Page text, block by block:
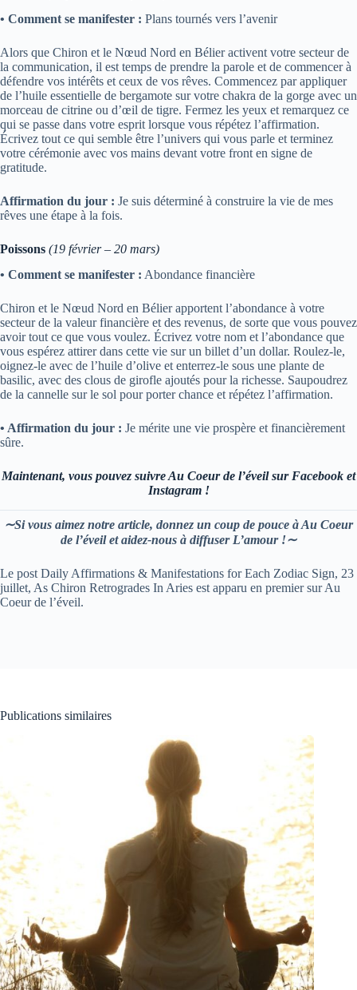
• Comment se manifester : Plans tournés vers l’avenir
Alors que Chiron et le Nœud Nord en Bélier activent votre secteur de
la communication, il est temps de prendre la parole et de commencer à
défendre vos intérêts et ceux de vos rêves. Commencez par appliquer
de l’huile essentielle de bergamote sur votre chakra de la gorge avec un
morceau de citrine ou d’œil de tigre. Fermez les yeux et remarquez ce
qui se passe dans votre esprit lorsque vous répétez l’affirmation.
Écrivez tout ce qui semble être l’univers qui vous parle et terminez
votre cérémonie avec vos mains devant votre front en signe de
gratitude.
Affirmation du jour : Je suis déterminé à construire la vie de mes
rêves une étape à la fois.
Poissons (19 février – 20 mars)
• Comment se manifester : Abondance financière
Chiron et le Nœud Nord en Bélier apportent l’abondance à votre
secteur de la valeur financière et des revenus, de sorte que vous pouvez
avoir tout ce que vous voulez. Écrivez votre nom et l’abondance que
vous espérez attirer dans cette vie sur un billet d’un dollar. Roulez-le,
oignez-le avec de l’huile d’olive et enterrez-le sous une plante de
basilic, avec des clous de girofle ajoutés pour la richesse. Saupoudrez
de la cannelle sur le sol pour porter chance et répétez l’affirmation.
• Affirmation du jour : Je mérite une vie prospère et financièrement
sûre.
Maintenant, vous pouvez suivre Au Coeur de l’éveil sur Facebook et
Instagram !
∼Si vous aimez notre article, donnez un coup de pouce à Au Coeur
de l’éveil et aidez-nous à diffuser L’amour !∼
Le post Daily Affirmations & Manifestations for Each Zodiac Sign, 23
juillet, As Chiron Retrogrades In Aries est apparu en premier sur Au
Coeur de l’éveil.
Publications similaires